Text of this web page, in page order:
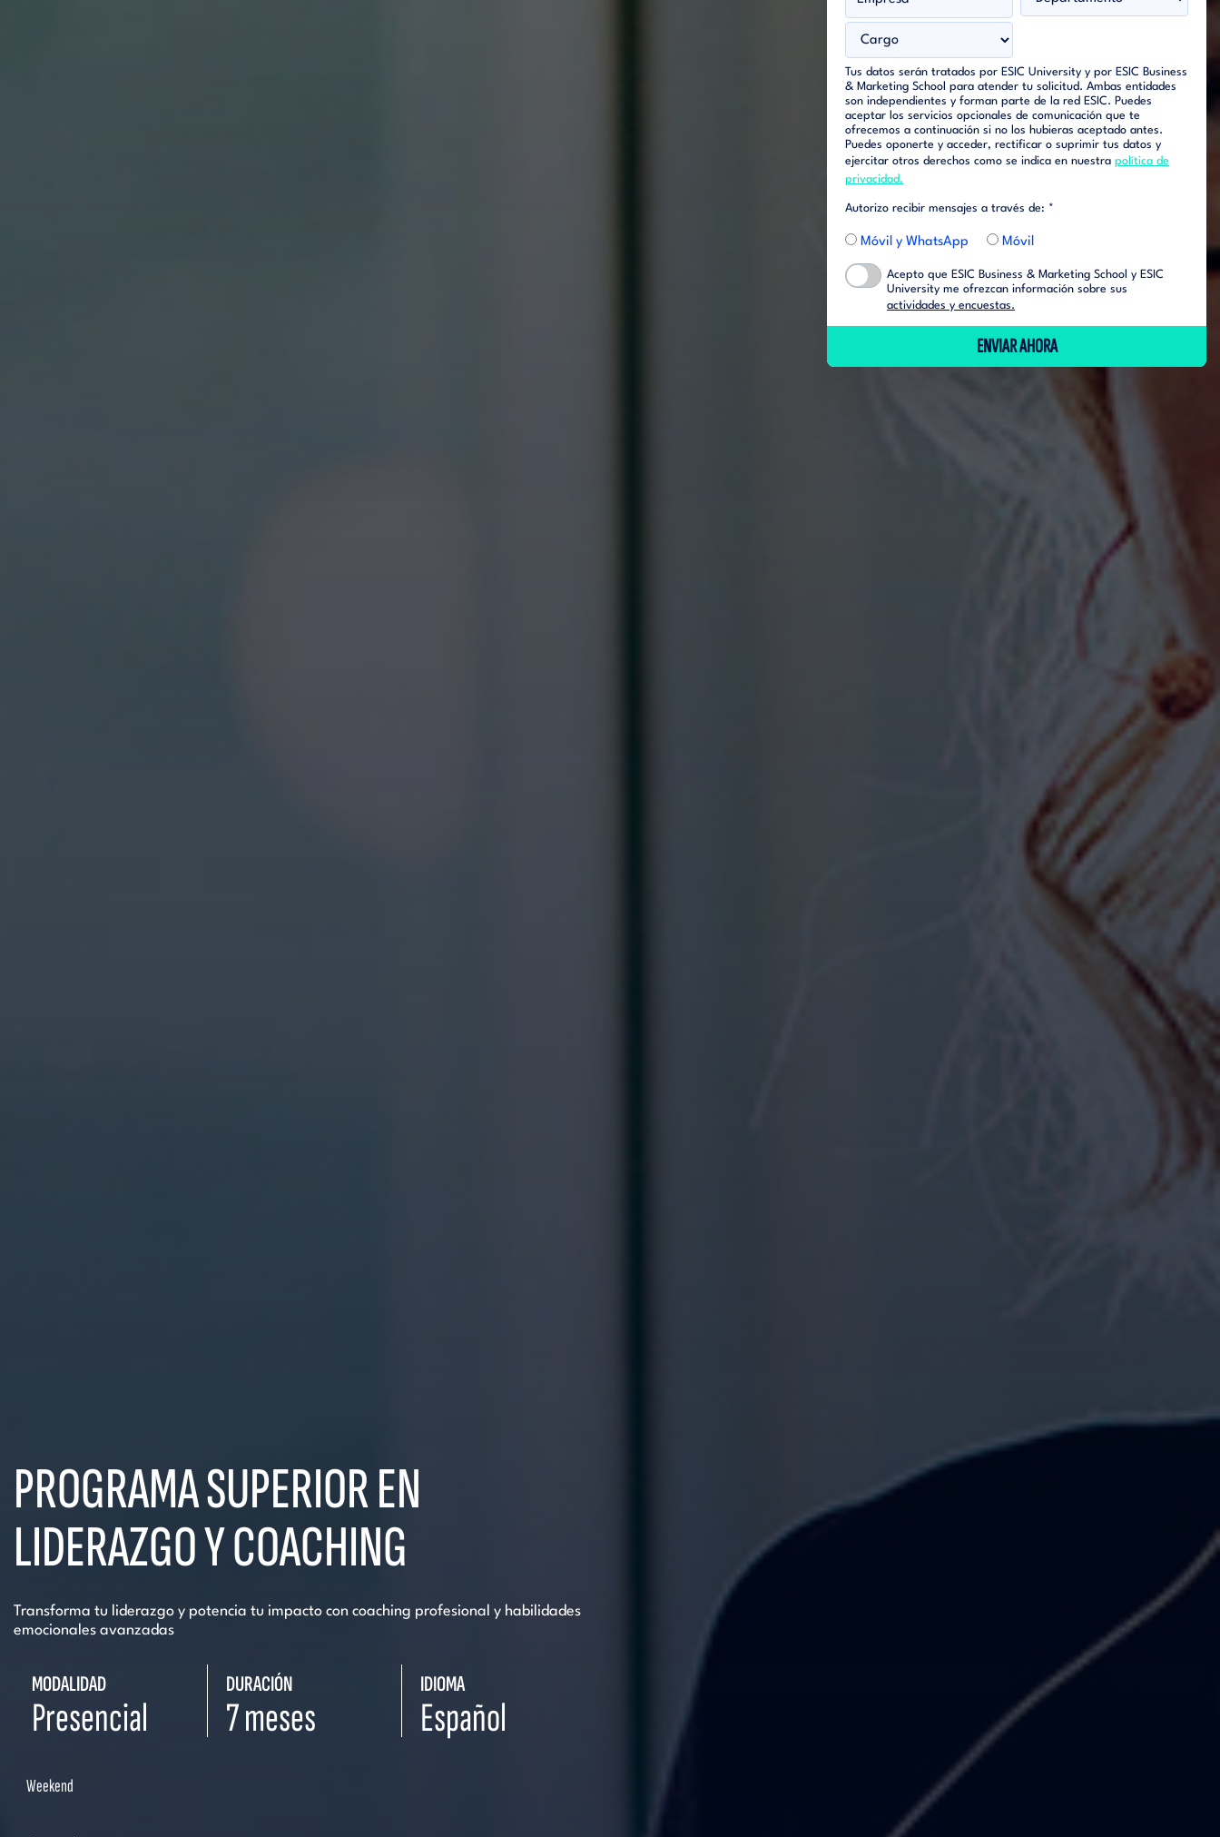
PROGRAMA SUPERIOR EN
LIDERAZGO Y COACHING
Transforma tu liderazgo y potencia tu impacto con coaching profesional y habilidades
emocionales avanzadas
MODALIDAD
Presencial
DURACIÓN
7 meses
IDIOMA
Español
Weekend
Tus datos serán tratados por ESIC University y por ESIC Business
& Marketing School para atender tu solicitud. Ambas entidades
son independientes y forman parte de la red ESIC. Puedes
aceptar los servicios opcionales de comunicación que te
ofrecemos a continuación si no los hubieras aceptado antes.
Puedes oponerte y acceder, rectificar o suprimir tus datos y
ejercitar otros derechos como se indica en nuestrapolítica de
privacidad.
Autorizo recibir mensajes a través de: *
Móvil y WhatsApp Móvil
Acepto que ESIC Business & Marketing School y ESIC
University me ofrezcan información sobre sus
actividades y encuestas.
ENVIAR AHORA